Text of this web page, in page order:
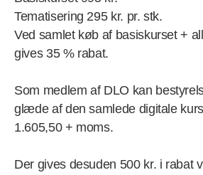
Tematisering 295 kr. pr. stk.
Ved samlet køb af basiskurset +
gives 35 % rabat.
Som medlem af DLO kan
glæde af den samlede digitale
1.605,50 + moms.
Der gives desuden 500 kr. i rabat